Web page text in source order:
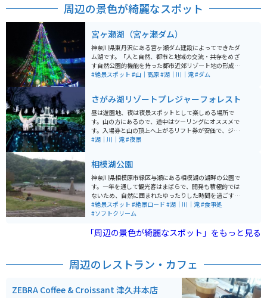
周辺の景色が綺麗なスポット
宮ヶ瀬湖（宮ヶ瀬ダム）
神奈川県東丹沢にある宮ヶ瀬ダム建設によってできたダ
ム湖です。「人と自然、都市と地域の交流・共存をめざ
す自然公園的機能を持った都市近郊リゾート地の形成」
を基本理念として、神奈川県・地元市町村と協力しなが
ており、エリアごとに見どころや施設などがあります。
水の郷交流館、カヌー場、野外音楽堂、遊覧船、ピクニ
ック広場などがあり、一日中楽しめます。 周囲を巡る道
路は景色が良く適度なワインディングのため、神奈川エ
リアの定番ツーリングコースで、週末になると駐車場に
#絶景スポット #山｜高原#湖｜川｜滝#ダム
さがみ湖リゾートプレジャーフォレスト
昼は遊園地、夜は夜景スポットとして楽しめる場所で
す。山の方にあるので、道中はツーリングにオススメで
す。入場券と山の頂上へ上がるリフト券が安価で、ジェ
ットコースターなどもありそれなりに広いので友人、家
#湖｜川｜滝#夜景
相模湖公園
神奈川県相模原市緑区与瀬にある相模湖の湖畔の公園で
す。一年を通して観光客はまばらで、開発も積極的では
ないため、自然に囲まれたゆったりした時間を過ごすこ
とができます。夏に行われる花火大会や冬のイルミネー
ション時は賑わいます。現在ではあまり面影を感じるこ
ー競技会場にもなりました。
#絶景スポット #絶景ロード #湖｜川｜滝#食事処
#ソフトクリーム
「周辺の景色が綺麗なスポット」をもっと見る
周辺のレストラン・カフェ
ZEBRA Coffee & Croissant 津久井本店